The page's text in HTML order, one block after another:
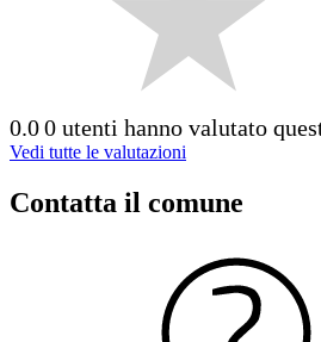
0.00 utenti hanno valutato
Vedi tutte le valutazioni
Contatta il comune